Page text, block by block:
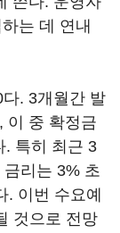
는 데 연내
. 3개월간 발
이 중 확정금
. 특히 최근 3
리는 3% 초
이번 수요예
것으로 전망